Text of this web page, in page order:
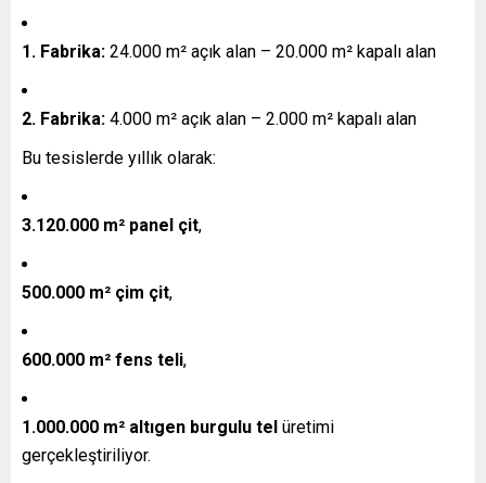
1. Fabrika: 24.000 m² açık alan – 20.000 m² kapalı alan
2. Fabrika: 4.000 m² açık alan – 2.000 m² kapalı alan
Bu tesislerde yıllık olarak:
3.120.000 m² panel çit,
500.000 m² çim çit,
600.000 m² fens teli,
1.000.000 m² altıgen burgulu tel üretimi
gerçekleştiriliyor.